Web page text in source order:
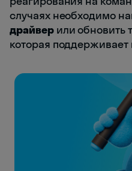
случаях необходимо
драйверили обновить
которая поддерживает